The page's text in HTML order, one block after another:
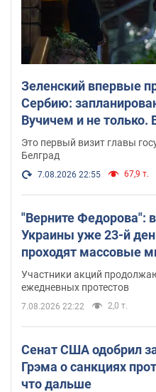
Зеленский впервые
Сербию:
Вучичем и не только.
Это первый визит главы
Белград
7.08.2026 22:55 67,9 т.
"Верните Федорова":
Украины уже 23-й
проходят массовые
плакатами. Фото и
Участники акций
ежедневных протестов
7.08.2026 22:22 2,0 т.
Сенат США одобрил
Грэма о санкциях
что дальше